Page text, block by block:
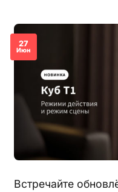
27
Июн
Встречайте